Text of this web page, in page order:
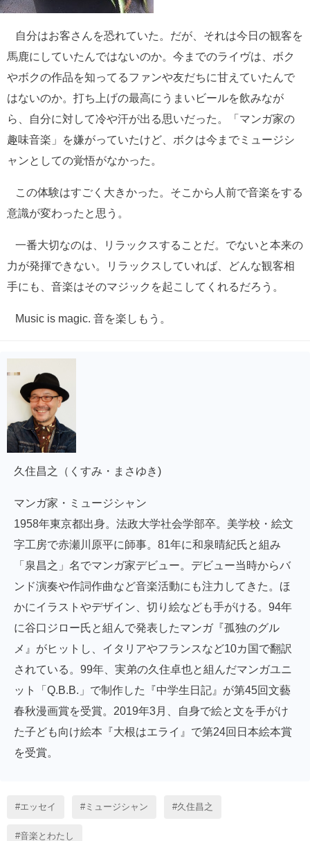
自分はお客さんを恐れていた。だが、それは今日の観客を
馬鹿にしていたんではないのか。今までのライヴは、ボク
やボクの作品を知ってるファンや友だちに甘えていたんで
はないのか。打ち上げの最高にうまいビールを飲みなが
ら、自分に対して冷や汗が出る思いだった。「マンガ家の
趣味音楽」を嫌がっていたけど、ボクは今までミュージシ
ャンとしての覚悟がなかった。
この体験はすごく大きかった。そこから人前で音楽をする
意識が変わったと思う。
一番大切なのは、リラックスすることだ。でないと本来の
力が発揮できない。リラックスしていれば、どんな観客相
手にも、音楽はそのマジックを起こしてくれるだろう。
Music is magic. 音を楽しもう。
久住昌之（くすみ・まさゆき)
マンガ家・ミュージシャン
1958年東京都出身。法政大学社会学部卒。美学校・絵文
字工房で赤瀬川原平に師事。81年に和泉晴紀氏と組み
「泉昌之」名でマンガ家デビュー。デビュー当時からバ
ンド演奏や作詞作曲など音楽活動にも注力してきた。ほ
かにイラストやデザイン、切り絵なども手がける。94年
に谷口ジロー氏と組んで発表したマンガ『孤独のグル
メ』がヒットし、イタリアやフランスなど10カ国で翻訳
されている。99年、実弟の久住卓也と組んだマンガユニ
ット「Q.B.B.」で制作した『中学生日記』が第45回文藝
春秋漫画賞を受賞。2019年3月、自身で絵と文を手がけ
た子ども向け絵本『大根はエライ』で第24回日本絵本賞
を受賞。
エッセイ ミュージシャン 久住昌之
音楽とわたし